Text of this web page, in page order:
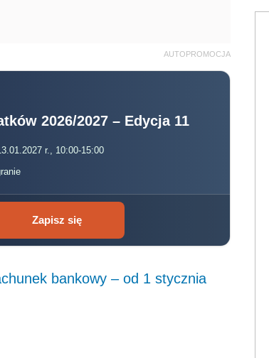
AUTOPROMOCJA
2026/2027 – Edycja 11
r., 10:00-15:00
Zapisz się
bankowy – od 1 stycznia